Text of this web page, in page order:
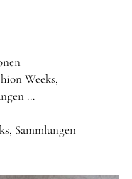
Weeks,
…
Sammlungen